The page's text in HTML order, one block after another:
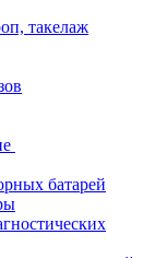
такелаж
батарей